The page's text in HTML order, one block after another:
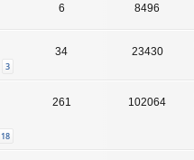
6 8496
3
34 23430
18
261 102064